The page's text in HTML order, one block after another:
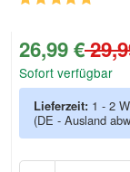
26,99 €
Sofort verfügbar
Lieferzeit: 1 - 2
(DE - Ausland